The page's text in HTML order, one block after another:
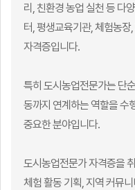
리, 친환경 농업 실천 등 다
터, 평생교육기관, 체험농
자격증입니다.
특히 도시농업전문가는 단
동까지 연계하는 역할을 수
중요한 분야입니다.
도시농업전문가 자격증을
체험 활동 기획, 지역 커뮤